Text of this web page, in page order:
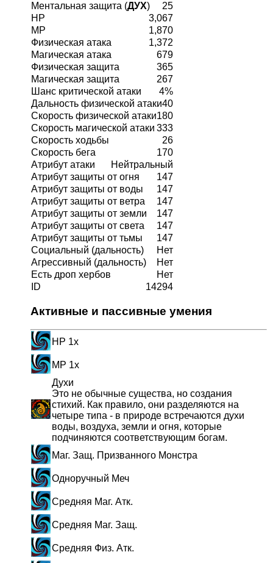
Ментальная защита (ДУХ)
25
HP
3,067
MP
1,870
Физическая атака
1,372
Магическая атака
679
Физическая защита
365
Магическая защита
267
Шанс критической атаки
4%
Дальность физической атаки40
Скорость физической атаки180
Скорость магической атаки 333
Скорость ходьбы
26
Скорость бега
170
Атрибут атаки
Нейтральный
Атрибут защиты от огня
147
Атрибут защиты от воды
147
Атрибут защиты от ветра
147
Атрибут защиты от земли
147
Атрибут защиты от света
147
Атрибут защиты от тьмы
147
Социальный (дальность)
Нет
Агрессивный (дальность)
Нет
Есть дроп хербов
Нет
ID
14294
Активные и пассивные умения
HP 1x
MP 1x
Духи
Это не обычные существа, но создания
стихий. Как правило, они разделяются на
четыре типа - в природе встречаются духи
воды, воздуха, земли и огня, которые
подчиняются соответствующим богам.
Маг. Защ. Призванного Монстра
Одноручный Меч
Средняя Маг. Атк.
Средняя Маг. Защ.
Средняя Физ. Атк.